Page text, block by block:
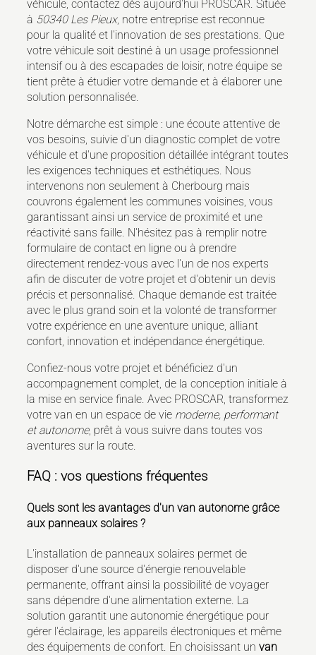
véhicule, contactez dès aujourd'hui PROSCAR. Située
à 50340 Les Pieux, notre entreprise est reconnue
pour la qualité et l'innovation de ses prestations. Que
votre véhicule soit destiné à un usage professionnel
intensif ou à des escapades de loisir, notre équipe se
tient prête à étudier votre demande et à élaborer une
solution personnalisée.
Notre démarche est simple : une écoute attentive de
vos besoins, suivie d'un diagnostic complet de votre
véhicule et d'une proposition détaillée intégrant toutes
les exigences techniques et esthétiques. Nous
intervenons non seulement à Cherbourg mais
couvrons également les communes voisines, vous
garantissant ainsi un service de proximité et une
réactivité sans faille. N'hésitez pas à remplir notre
formulaire de contact en ligne ou à prendre
directement rendez-vous avec l'un de nos experts
afin de discuter de votre projet et d'obtenir un devis
précis et personnalisé. Chaque demande est traitée
avec le plus grand soin et la volonté de transformer
votre expérience en une aventure unique, alliant
confort, innovation et indépendance énergétique.
Confiez-nous votre projet et bénéficiez d'un
accompagnement complet, de la conception initiale à
la mise en service finale. Avec PROSCAR, transformez
votre van en un espace de vie moderne, performant
et autonome, prêt à vous suivre dans toutes vos
aventures sur la route.
FAQ : vos questions fréquentes
Quels sont les avantages d'un van autonome grâce
aux panneaux solaires ?
L'installation de panneaux solaires permet de
disposer d'une source d'énergie renouvelable
permanente, offrant ainsi la possibilité de voyager
sans dépendre d'une alimentation externe. La
solution garantit une autonomie énergétique pour
gérer l'éclairage, les appareils électroniques et même
des équipements de confort. En choisissant unvan